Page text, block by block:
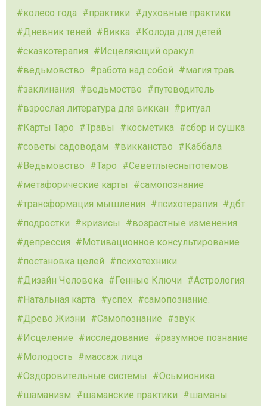
колесо года
практики
духовные практики
Дневник теней
Викка
Колода для детей
сказкотерапия
Исцеляющий оракул
ведьмовство
работа над собой
магия трав
заклинания
ведьмоство
путеводитель
взрослая литература для виккан
ритуал
Карты Таро
Травы косметика
сбор и сушка
советы садоводам
викканство
Каббала
Ведьмовство
Таро
Севетлыеснытотемов
метафорические карты
самопознание
трансформация мышления
психотерапия
дбт
подростки
кризисы
возрастные изменения
депрессия
Мотивационное консультирование
постановка целей
психотехники
Дизайн Человека
Генные Ключи
Астрология
Натальная карта
успех
самопознание.
Древо Жизни
Самопознание
звук
Исцеление
исследование
разумное познание
Молодость
массаж лица
Оздоровительные системы
Осьмионика
шаманизм
шаманские практики шаманы